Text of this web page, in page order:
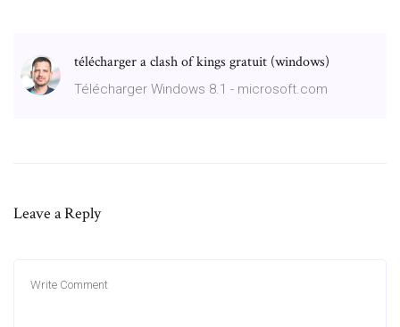
télécharger a clash of kings gratuit (windows)
Télécharger Windows 8.1 - microsoft.com
Leave a Reply